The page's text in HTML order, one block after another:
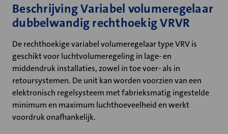
Beschrijving Variabel volumeregelaar
dubbelwandig rechthoekig VRVR
De rechthoekige variabel volumeregelaar type VRV is
geschikt voor luchtvolumeregeling in lage- en
middendruk installaties, zowel in toe voer- als in
retoursystemen. De unit kan worden voorzien van een
elektronisch regelsysteem met fabrieksmatig ingestelde
minimum en maximum luchthoeveelheid en werkt
voordruk onafhankelijk.